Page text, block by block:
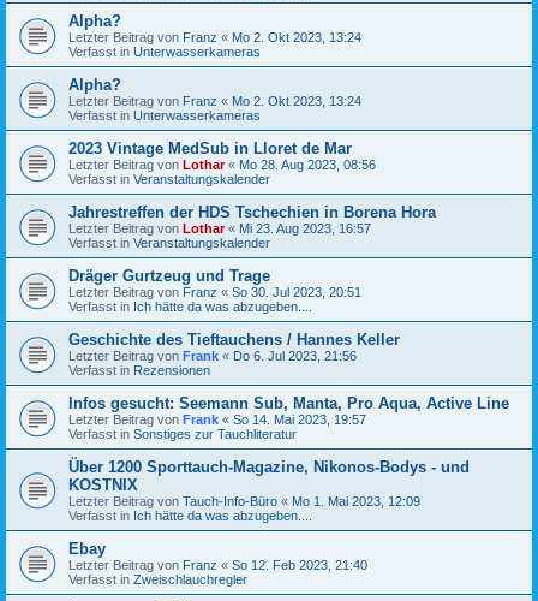
Alpha?
Letzter Beitrag von Franz « Mo 2. Okt 2023, 13:24
Verfasst in Unterwasserkameras
Alpha?
Letzter Beitrag von Franz « Mo 2. Okt 2023, 13:24
Verfasst in Unterwasserkameras
2023 Vintage MedSub in Lloret de Mar
Letzter Beitrag von Lothar« Mo 28. Aug 2023, 08:56
Verfasst in Veranstaltungskalender
Jahrestreffen der HDS Tschechien in Borena Hora
Letzter Beitrag von Lothar« Mi 23. Aug 2023, 16:57
Verfasst in Veranstaltungskalender
Dräger Gurtzeug und Trage
Letzter Beitrag von Franz « So 30. Jul 2023, 20:51
Verfasst in Ich hätte da was abzugeben....
Geschichte des Tieftauchens / Hannes Keller
Letzter Beitrag von Frank « Do 6. Jul 2023, 21:56
Verfasst in Rezensionen
Infos gesucht: Seemann Sub, Manta, Pro Aqua, Active Line
Letzter Beitrag von Frank « So 14. Mai 2023, 19:57
Verfasst in Sonstiges zur Tauchliteratur
Über 1200 Sporttauch-Magazine, Nikonos-Bodys - und
KOSTNIX
Letzter Beitrag von Tauch-Info-Büro « Mo 1. Mai 2023, 12:09
Verfasst in Ich hätte da was abzugeben....
Ebay
Letzter Beitrag von Franz « So 12. Feb 2023, 21:40
Verfasst in Zweischlauchregler